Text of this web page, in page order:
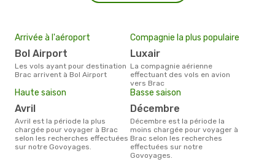
Arrivée à l'aéroport
Bol Airport
Les vols ayant pour destination
Brac arrivent à Bol Airport
Compagnie la plus populaire
Luxair
La compagnie aérienne
effectuant des vols en avion
vers Brac
Haute saison
avril
avril est la période la plus
chargée pour voyager à Brac
selon les recherches effectuées
sur notre Govoyages.
Basse saison
décembre
décembre est la période la
moins chargée pour voyager à
Brac selon les recherches
effectuées sur notre
Govoyages.